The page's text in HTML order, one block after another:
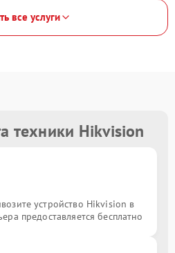
все услуги
техники Hikvision
устройство Hikvision в
предоставляется бесплатно